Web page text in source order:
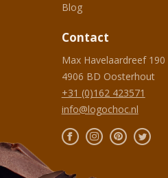
Blog
Contact
Max Havelaardreef 190
4906 BD Oosterhout
+31 (0)162 423571
info@logochoc.nl